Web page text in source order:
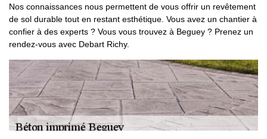
Nos connaissances nous permettent de vous offrir un revêtement
de sol durable tout en restant esthétique. Vous avez un chantier à
confier à des experts ? Vous vous trouvez à Beguey ? Prenez un
rendez-vous avec Debart Richy.